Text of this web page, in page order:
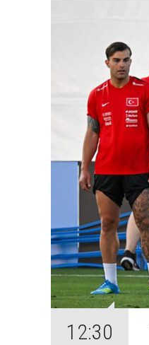
12:30